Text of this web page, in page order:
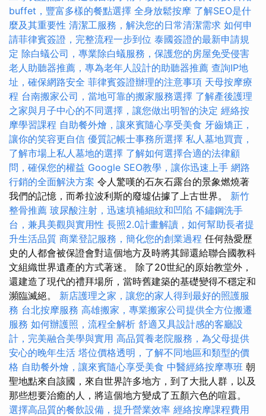
buffet，豐富多樣的餐點選擇 全身放鬆按摩 了解SEO是什
麼及其重要性 清潔工服務，解決您的日常清潔需求 如何申
請菲律賓簽證，完整流程一步到位 泰國簽證的最新申請規
定 除白蟻公司，專業除白蟻服務，保護您的房屋免受侵害
老人助聽器推薦，專為老年人設計的助聽器推薦 查詢IP地
址，確保網路安全 菲律賓簽證辦理的注意事項 天母按摩療
程 台南搬家公司，當地可靠的搬家服務選擇 了解產後護理
之家與月子中心的不同選擇，讓您做出明智的決定 經絡按
摩學習課程 自助餐外燴，讓來賓隨心享受美食 牙齒矯正，
讓你的笑容更自信 優質記帳士事務所選擇 私人墓地買賣，
了解市場上私人墓地的選擇 了解如何選擇合適的法律顧
問，確保您的權益 Google SEO教學，讓你迅速上手 網路
行銷的全面解決方案 令人驚嘆的石灰石露台的景象燃燒著
我們的記憶，而希拉波利斯的廢墟佔據了上古世界。 新竹
整骨推薦 玻尿酸注射，迅速填補細紋和凹陷 不鏽鋼洗手
台，兼具美觀與實用性 長照2.0計畫解讀，如何幫助長者提
升生活品質 商業登記服務，簡化您的創業過程 任何熱愛歷
史的人都會被保證會對這個地方及時將其歸還給聯合國教科
文組織世界遺產的方式著迷。 除了20世紀的原始教堂外，
還建造了現代的禮拜場所，當時舊建築的基礎變得不穩定和
瀕臨滅絕。 新店護理之家，讓您的家人得到最好的照護服
務 台北按摩服務 高雄搬家，專業搬家公司提供全方位搬遷
服務 如何辦護照，流程全解析 舒適又具設計感的客廳設
計，完美融合美學與實用 高品質養老院服務，為父母提供
安心的晚年生活 塔位價格透明，了解不同地區和類型的價
格 自助餐外燴，讓來賓隨心享受美食 中醫經絡按摩專班 朝
聖地點來自該國，來自世界許多地方，到了大批人群，以及
那些想要治癒的人，將這個地方變成了五顏六色的喧囂。
選擇高品質的餐飲設備，提升營業效率 經絡按摩課程費用